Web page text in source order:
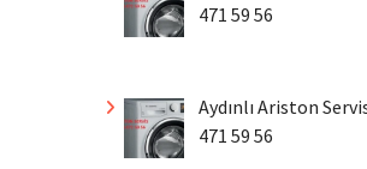
471 59 56
Aydınlı Ariston
471 59 56